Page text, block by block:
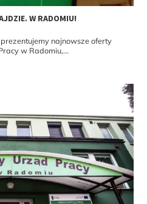
W RADOMIU!
najnowsze oferty
w Radomiu,...